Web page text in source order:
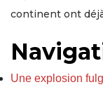
continent ont
Une explosion